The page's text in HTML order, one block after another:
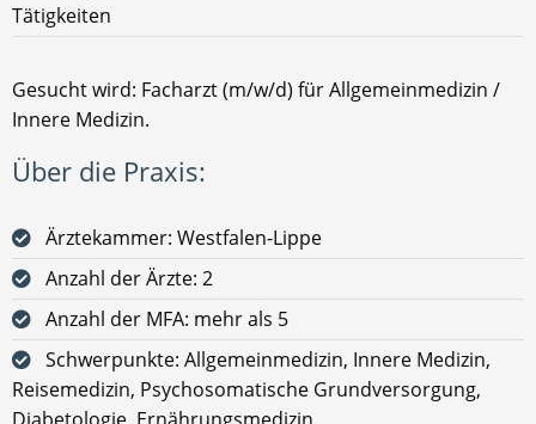
Tätigkeiten
Gesucht wird: Facharzt (m/w/d) für Allgemeinmedizin /
Innere Medizin.
Über die Praxis:
Ärztekammer: Westfalen-Lippe
Anzahl der Ärzte: 2
Anzahl der MFA: mehr als 5
Schwerpunkte: Allgemeinmedizin, Innere Medizin,
Reisemedizin, Psychosomatische Grundversorgung,